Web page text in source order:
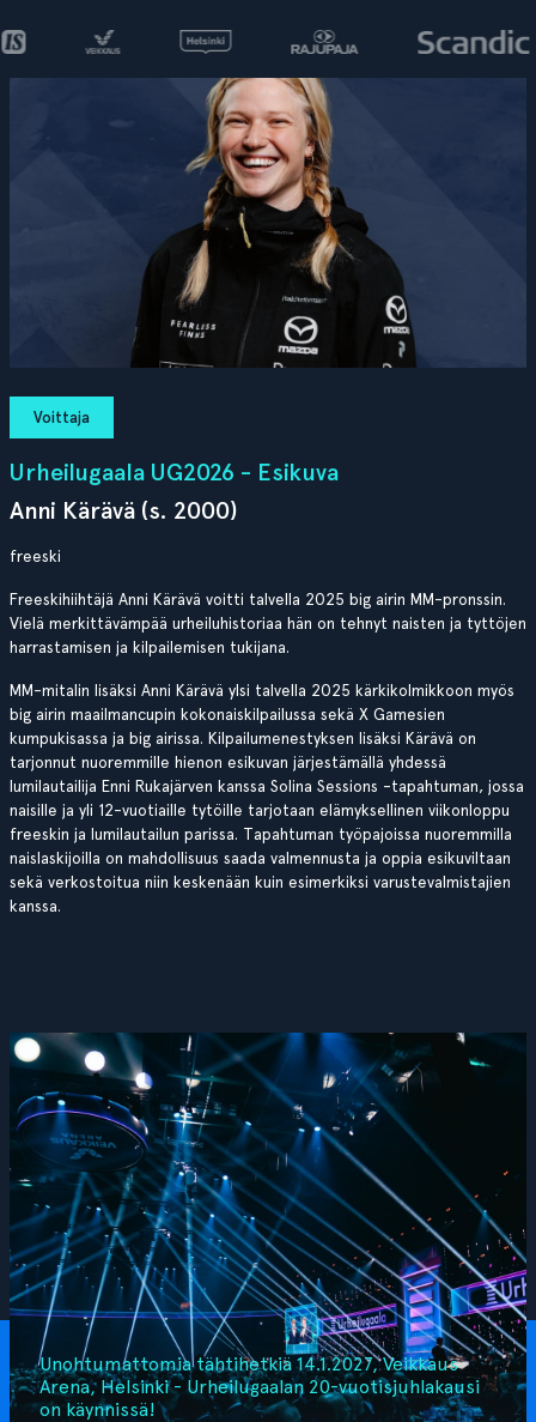
Voittaja
Urheilugaala UG2026 - Esikuva
Anni Kärävä (s. 2000)
freeski
Freeskihiihtäjä Anni Kärävä voitti talvella 2025 big airin MM-pronssin.
Vielä merkittävämpää urheiluhistoriaa hän on tehnyt naisten ja tyttöjen
harrastamisen ja kilpailemisen tukijana.
MM-mitalin lisäksi Anni Kärävä ylsi talvella 2025 kärkikolmikkoon myös
big airin maailmancupin kokonaiskilpailussa sekä X Gamesien
kumpukisassa ja big airissa. Kilpailumenestyksen lisäksi Kärävä on
tarjonnut nuoremmille hienon esikuvan järjestämällä yhdessä
lumilautailija Enni Rukajärven kanssa Solina Sessions -tapahtuman, jossa
naisille ja yli 12-vuotiaille tytöille tarjotaan elämyksellinen viikonloppu
freeskin ja lumilautailun parissa. Tapahtuman työpajoissa nuoremmilla
naislaskijoilla on mahdollisuus saada valmennusta ja oppia esikuviltaan
sekä verkostoitua niin keskenään kuin esimerkiksi varustevalmistajien
kanssa.
Unohtumattomia tähtihetkiä 14.1.2027, Veikkaus
Arena, Helsinki - Urheilugaalan 20-vuotisjuhlakausi
on käynnissä!